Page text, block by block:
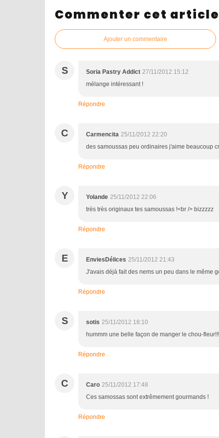
Commenter cet article
Ajouter un commentaire
S Soria Pastry Addict 27/11/2012 15:12
mélange intéressant !
Répondre
C Carmencita 25/11/2012 22:20
des samoussas peu ordinaires j'aime beaucoup
Répondre
Y Yolande 25/11/2012 22:06
très très originaux tes samoussas !<br /> bizzzzz
Répondre
E EnviesDélices 25/11/2012 21:43
J'avais déjà fait des nems un peu dans le même
Répondre
S sotis 25/11/2012 18:10
hummm une belle façon de manger le chou-
Répondre
C Caro 25/11/2012 17:48
Ces samossas sont extrêmement gourmands !
Répondre